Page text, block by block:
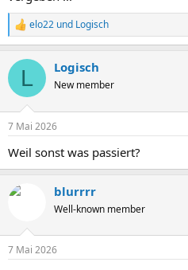
R
e
k
i
e
:
elo22 und Logisch
L Logisch
New member
7 Mai 2026
Weil sonst was passiert?
blurrrr
Well-known member
7 Mai 2026